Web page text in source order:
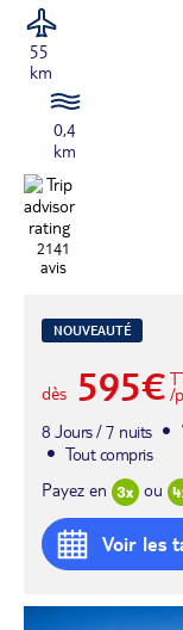
55
km
0,4
km
2141
avis
NOUVEAUTÉ
dès 595€ /
8 Jours / 7 nuits
Tout compris
Payez en
ou
Voir les